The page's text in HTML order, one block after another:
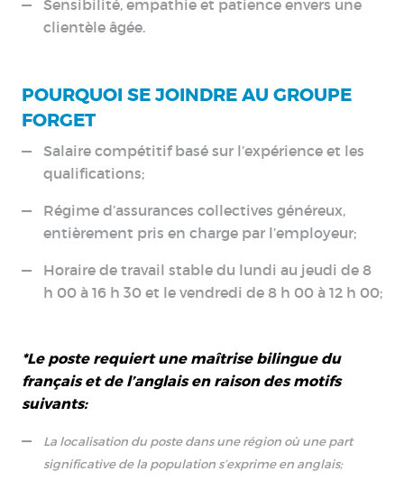
Sensibilité, empathie et patience envers une
clientèle âgée.
POURQUOI SE JOINDRE AU GROUPE
FORGET
Salaire compétitif basé sur l’expérience et les
qualifications;
Régime d’assurances collectives généreux,
entièrement pris en charge par l’employeur;
Horaire de travail stable du lundi au jeudi de 8
h 00 à 16 h 30 et le vendredi de 8 h 00 à 12 h 00;
*Le poste requiert une maîtrise bilingue du
français et de l’anglais en raison des motifs
suivants:
La localisation du poste dans une région où une part
significative de la population s’exprime en anglais;